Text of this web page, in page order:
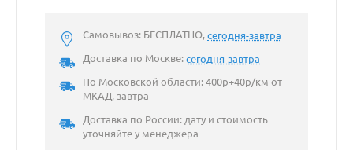
Самовывоз: БЕСПЛАТНО,сегодня-завтра
Доставка по Москве:сегодня-завтра
По Московской области: 400р+40р/км от
МКАД, завтра
Доставка по России: дату и стоимость
уточняйте у менеджера